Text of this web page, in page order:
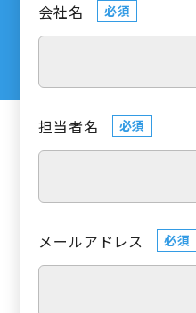
会社名 必須
担当者名 必須
メールアドレス 必須